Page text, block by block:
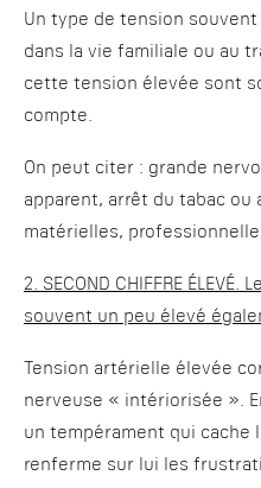
Un type de tension
dans la vie familiale ou au
cette tension élevée sont
compte.
On peut citer : grande
apparent, arrêt du tabac
matérielles,
2. SECOND CHIFFRE
souvent un peu élevé
Tension artérielle élevée
nerveuse « intériorisée ».
un tempérament qui cache
renferme sur lui les